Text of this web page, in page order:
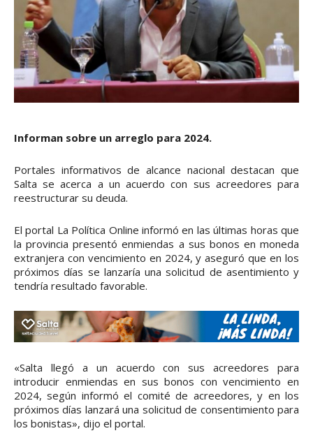
Informan sobre un arreglo para 2024.
Portales informativos de alcance nacional destacan que
Salta se acerca a un acuerdo con sus acreedores para
reestructurar su deuda.
El portal La Política Online informó en las últimas horas que
la provincia presentó enmiendas a sus bonos en moneda
extranjera con vencimiento en 2024, y aseguró que en los
próximos días se lanzaría una solicitud de asentimiento y
tendría resultado favorable.
«Salta llegó a un acuerdo con sus acreedores para
introducir enmiendas en sus bonos con vencimiento en
2024, según informó el comité de acreedores, y en los
próximos días lanzará una solicitud de consentimiento para
los bonistas», dijo el portal.